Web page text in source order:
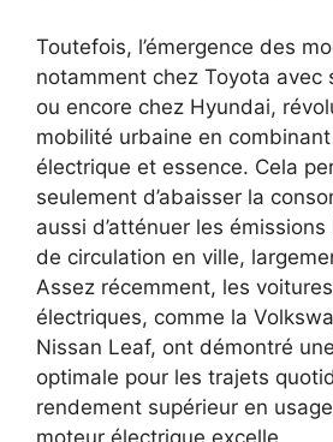
Toutefois, l’émergence des
notamment chez Toyota avec
ou encore chez Hyundai,
mobilité urbaine en
électrique et essence. Cela
seulement d’abaisser la
aussi d’atténuer les
de circulation en ville,
Assez récemment, les
électriques, comme la
Nissan Leaf, ont démontré
optimale pour les trajets
rendement supérieur en
moteur électrique excelle.